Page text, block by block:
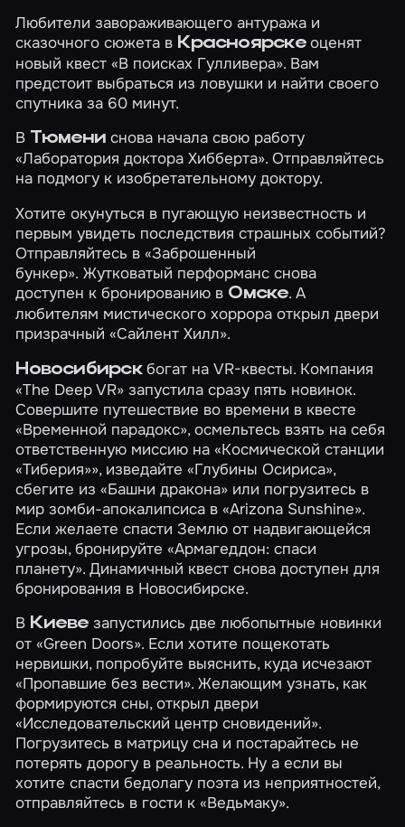
Любители завораживающего антуража и
сказочного сюжета в Красноярске оценят
новый квест«В поисках Гулливера». Вам
предстоит выбраться из ловушки и найти своего
спутника за 60 минут.
В Тюмени снова начала свою работу
«Лаборатория доктора Хибберта». Отправляйтесь
на подмогу к изобретательному доктору.
Хотите окунуться в пугающую неизвестность и
первым увидеть последствия страшных событий?
Отправляйтесь в«Заброшенный
бункер». Жутковатый перформанс снова
доступен к бронированию в Омске. А
любителям мистического хоррора открыл двери
призрачный«Сайлент Хилл».
Новосибирскбогат на VR-квесты. Компания
«The Deep VR» запустила сразу пять новинок.
Совершите путешествие во времени в квесте
«Временной парадокс», осмельтесь взять на себя
ответственную миссию на«Космической станции
«Тиберия»», изведайте«Глубины Осириса»,
сбегите из«Башни дракона» или погрузитесь в
мир зомби-апокалипсиса в«Arizona Sunshine».
Если желаете спасти Землю от надвигающейся
угрозы, бронируйте«Армагеддон: спаси
планету». Динамичный квест снова доступен для
бронирования в Новосибирске.
В Киеве запустились две любопытные новинки
от «Green Doors». Если хотите пощекотать
нервишки, попробуйте выяснить, куда исчезают
«Пропавшие без вести». Желающим узнать, как
формируются сны, открыл двери
«Исследовательский центр сновидений».
Погрузитесь в матрицу сна и постарайтесь не
потерять дорогу в реальность. Ну а если вы
хотите спасти бедолагу поэта из неприятностей,
отправляйтесь в гости к«Ведьмаку».